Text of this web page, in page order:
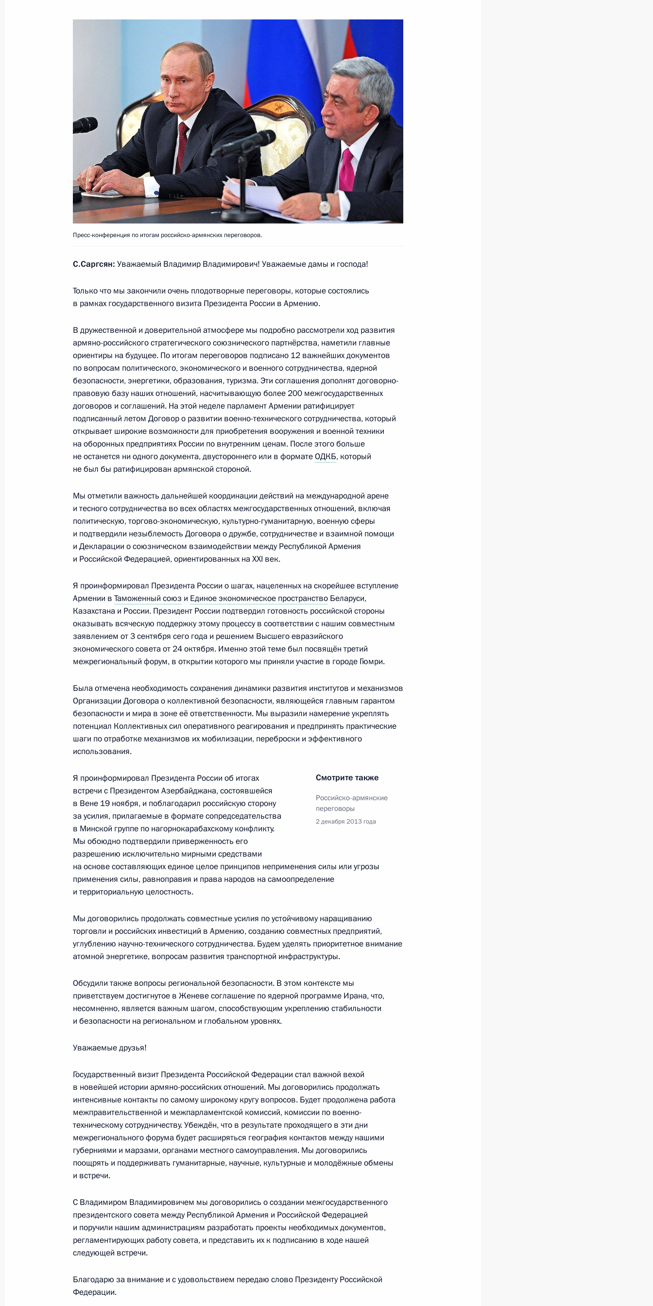
Показать следующие материалы
29 апреля 2014 года, вторник
Ответы на вопросы журналистов по итогам заседания Высшего
Евразийского экономического совета
29 апреля 2014 года, 23:30 Минск
1
17 апреля 2014 года, четверг
Ответы на вопросы журналистов по итогам «Прямой линии»
17 апреля 2014 года, 16:15 Москва
5
Владимир Путин ответил на вопросы журналистов о ситуации
Московская область, Ново-Огарёво
17 февраля 2014 года, понедельник
Ответы на вопросы журналистов
17 февраля 2014 года, 21:40 Череповец
10 февраля 2014 года, понедельник
Ответы на вопросы журналистов в Медиацентре Сочи
10 февраля 2014 года, 18:00 Сочи
28 января 2014 года, вторник
Саммит Россия – Европейский союз
28 января 2014 года, 20:20 Брюссель
14 января 2014 года, вторник
Заявления для прессы по итогам российско-венгерских
переговоров
14 января 2014 года, 17:40 Московская область, Ново-Огарёво
25 декабря 2013 года, среда
Заявления для прессы по итогам заседания Высшего
Государственного Совета Союзного государства России
и Белоруссии
1
24 декабря 2013 года, вторник
Заявления для прессы по итогам заседания Высшего
Евразийского экономического совета
24 декабря 2013 года, 17:10 Москва, Кремль
19 декабря 2013 года, четверг
19 декабря 2013 года, 17:00 Москва
Заявления для прессы по окончании заседания Российско-
Украинской межгосударственной комиссии
17 декабря 2013 года, 18:30 Москва, Кремль
Пресс-конференция по итогам российско-армянских
переговоров
2 декабря 2013 года, 20:00 Ереван
26 ноября 2013 года, вторник
Российско-итальянские межгосударственные консультации
26 ноября 2013 года, 19:15
22 ноября 2013 года, пятница
высшего уровня между Россией и Турцией
22 ноября 2013 года, 16:00
Пресс-конференция по итогам российско-армянских переговоров.
С.Саргсян: Уважаемый Владимир Владимирович! Уважаемые дамы и господа!
Только что мы закончили очень плодотворные переговоры, которые состоялись
в рамках государственного визита Президента России в Армению.
В дружественной и доверительной атмосфере мы подробно рассмотрели ход развития
армяно-российского стратегического союзнического партнёрства, наметили главные
ориентиры на будущее. По итогам переговоров подписано 12 важнейших документов
по вопросам политического, экономического и военного сотрудничества, ядерной
безопасности, энергетики, образования, туризма. Эти соглашения дополнят договорно-
правовую базу наших отношений, насчитывающую более 200 межгосударственных
договоров и соглашений. На этой неделе парламент Армении ратифицирует
подписанный летом Договор о развитии военно-технического сотрудничества, который
открывает широкие возможности для приобретения вооружения и военной техники
на оборонных предприятиях России по внутренним ценам. После этого больше
не останется ни одного документа, двустороннего или в форматеОДКБ, который
не был бы ратифицирован армянской стороной.
Мы отметили важность дальнейшей координации действий на международной арене
и тесного сотрудничества во всех областях межгосударственных отношений, включая
политическую, торгово-экономическую, культурно-гуманитарную, военную сферы
и подтвердили незыблемость Договора о дружбе, сотрудничестве и взаимной помощи
и Декларации о союзническом взаимодействии между Республикой Армения
и Российской Федерацией, ориентированных на XXI век.
Я проинформировал Президента России о шагах, нацеленных на скорейшее вступление
Армении в Таможенный союз и Единое экономическое пространство Беларуси,
Казахстана и России. Президент России подтвердил готовность российской стороны
оказывать всяческую поддержку этому процессу в соответствии с нашим совместным
заявлением от 3 сентября сего года и решением Высшего евразийского
экономического совета от 24 октября. Именно этой теме был посвящён третий
межрегиональный форум, в открытии которого мы приняли участие в городе Гюмри.
Была отмечена необходимость сохранения динамики развития институтов и механизмов
Организации Договора о коллективной безопасности, являющейся главным гарантом
безопасности и мира в зоне её ответственности. Мы выразили намерение укреплять
потенциал Коллективных сил оперативного реагирования и предпринять практические
шаги по отработке механизмов их мобилизации, переброски и эффективного
использования.
Смотрите также
Российско-армянские
переговоры
2 декабря 2013 года
Я проинформировал Президента России об итогах
встречи с Президентом Азербайджана, состоявшейся
в Вене 19 ноября, и поблагодарил российскую сторону
за усилия, прилагаемые в формате сопредседательства
в Минской группе по нагорнокарабахскому конфликту.
Мы обоюдно подтвердили приверженность его
разрешению исключительно мирными средствами
на основе составляющих единое целое принципов неприменения силы или угрозы
применения силы, равноправия и права народов на самоопределение
и территориальную целостность.
Мы договорились продолжать совместные усилия по устойчивому наращиванию
торговли и российских инвестиций в Армению, созданию совместных предприятий,
углублению научно-технического сотрудничества. Будем уделять приоритетное внимание
атомной энергетике, вопросам развития транспортной инфраструктуры.
Обсудили также вопросы региональной безопасности. В этом контексте мы
приветствуем достигнутое в Женеве соглашение по ядерной программе Ирана, что,
несомненно, является важным шагом, способствующим укреплению стабильности
и безопасности на региональном и глобальном уровнях.
Уважаемые друзья!
Государственный визит Президента Российской Федерации стал важной вехой
в новейшей истории армяно-российских отношений. Мы договорились продолжать
интенсивные контакты по самому широкому кругу вопросов. Будет продолжена работа
межправительственной и межпарламентской комиссий, комиссии по военно-
техническому сотрудничеству. Убеждён, что в результате проходящего в эти дни
межрегионального форума будет расширяться география контактов между нашими
губерниями и марзами, органами местного самоуправления. Мы договорились
поощрять и поддерживать гуманитарные, научные, культурные и молодёжные обмены
и встречи.
С Владимиром Владимировичем мы договорились о создании межгосударственного
президентского совета между Республикой Армения и Российской Федерацией
и поручили нашим администрациям разработать проекты необходимых документов,
регламентирующих работу совета, и представить их к подписанию в ходе нашей
следующей встречи.
Благодарю за внимание и с удовольствием передаю слово Президенту Российской
Федерации.